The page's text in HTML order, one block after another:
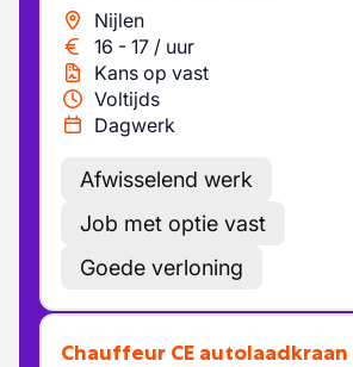
Nijlen
16 - 17 / uur
Kans op vast
Voltijds
Dagwerk
Afwisselend werk
Job met optie vast
Goede verloning
Chauffeur CE autolaadkraan